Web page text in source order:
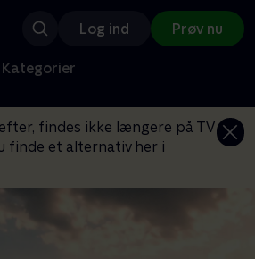
Log ind Prøv nu
Kategorier
findes ikke længere på TV
finde et alternativ her i